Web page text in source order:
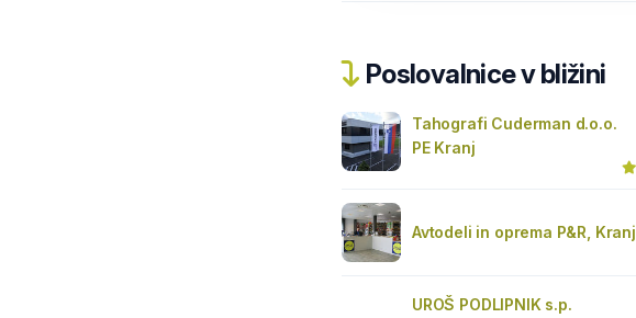
Poslovalnice v bližini
Tahografi Cuderman d.o.o.
PE Kranj
Avtodeli in oprema P&R, Kranj
UROŠ PODLIPNIK s.p.